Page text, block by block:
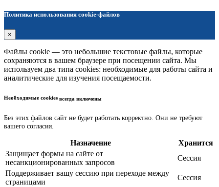
Политика использования cookie-файлов
×
Файлы cookie — это небольшие текстовые файлы, которые
сохраняются в вашем браузере при посещении сайта. Мы
используем два типа cookies: необходимые для работы сайта и
аналитические для изучения посещаемости.
Необходимые cookies всегда включены
Без этих файлов сайт не будет работать корректно. Они не требуют
вашего согласия.
Назначение
Хранится
Защищает формы на сайте от
несанкционированных запросов
Сессия
Поддерживает вашу сессию при переходе между
страницами
Сессия